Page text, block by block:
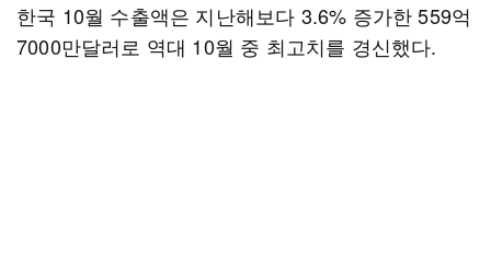
한국 10월 수출액은 지난해보다 3.6% 증가한 559억
7000만달러로 역대 10월 중 최고치를 경신했다.